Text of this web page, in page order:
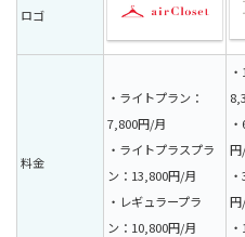
ロゴ
料金
・ライトプラン：
7,800円/月
・ライトプラスプラ
ン：13,800円/月
・レギュラープラ
ン：10,800円/月
円
円